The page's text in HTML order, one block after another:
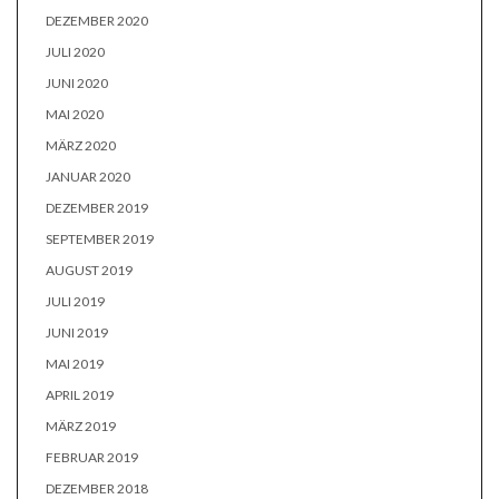
DEZEMBER 2020
JULI 2020
JUNI 2020
MAI 2020
MÄRZ 2020
JANUAR 2020
DEZEMBER 2019
SEPTEMBER 2019
AUGUST 2019
JULI 2019
JUNI 2019
MAI 2019
APRIL 2019
MÄRZ 2019
FEBRUAR 2019
DEZEMBER 2018